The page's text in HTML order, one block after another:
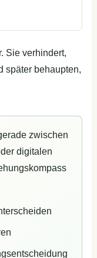
Sie verhindert,
später behaupten,
zwischen
digitalen